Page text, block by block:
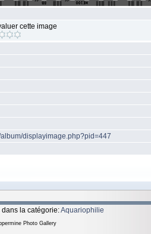
cette image
displayimage.php?pid=447
dans la catégorie:Aquariophilie
Photo Gallery